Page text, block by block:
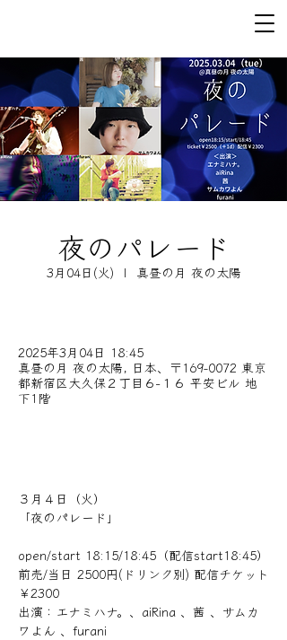
夜のパレード
3月04日(火)
  |
真昼の月 夜の太陽
2025年3月04日 18:45
真昼の月 夜の太陽, 日本、〒169-0072 東京
都新宿区大久保２丁目６−１６ 平安ビル 地
下1階
３月４日（火）
「夜のパレード」
open/start 18:15/18:45（配信start18:45）
前売/当日 2500円(ドリンク別) 配信チケット
￥2300
出演：エナミハナ。、aiRina 、茜 、サムカ
ワよん 、furani